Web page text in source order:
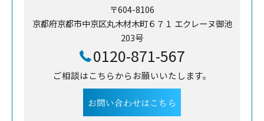
〒604-8106
京都府京都市中京区丸木材木町６７１ エクレーヌ御池
203号
0120-871-567
ご相談はこちらからお願いいたします。
お問い合わせはこちら